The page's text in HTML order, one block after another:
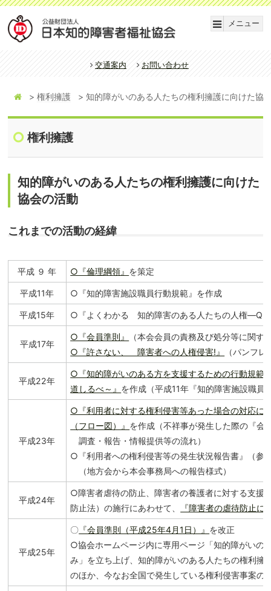
メニュー
交通案内 お問い合わせ
権利擁護 知的障がいのある人たちの権利擁護に向けた協
権利擁護
知的障がいのある人たちの権利擁護に向けた
協会の活動
これまでの活動の経緯
平成 ９ 年 ○『倫理綱領』 を策定
平成11年 ○『知的障害施設職員行動規範』を作成
平成15年 ○『よくわかる 知的障害のある人たちの人権―Q
平成17年
○『会員準則』
（本会会員の責務及び処分等に関す
○『許さない、 障害者への人権侵害!』
（パンフ
平成22年
○『知的障がいのある方を支援するための行動規範
道しるべ～』 を作成（平成11年『知的障害施設職員
平成23年
○『利用者に対する権利侵害等あった場合の対応に
（フロー図）』 を作成（不祥事が発生した際の『会
調査・報告・情報提供等の流れ）
○『利用者への権利侵害等の発生状況報告書』（参
（地方会から本会事務局への報告様式）
平成24年
○障害者虐待の防止、障害者の養護者に対する支援
防止法）の施行にあわせて、
『障害者の虐待防止に
平成25年
〇 『会員準則（平成25年4月1日）』 を改正
○協会ホームページ内に専用ページ「知的障がいの
み」を立ち上げ、知的障がいのある人たちの権利擁
のほか、今なお全国で発生している権利侵害事案の